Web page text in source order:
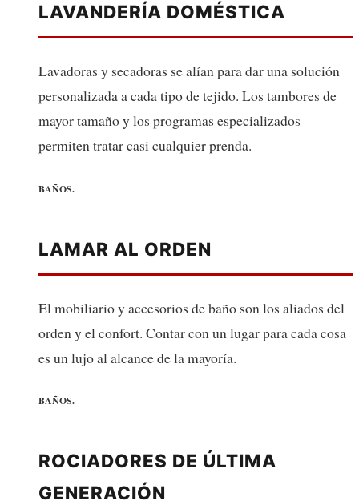
LAVANDERÍA DOMÉSTICA
Lavadoras y secadoras se alían para dar una solución
personalizada a cada tipo de tejido. Los tambores de
mayor tamaño y los programas especializados
permiten tratar casi cualquier prenda.
BAÑOS.
LAMAR AL ORDEN
El mobiliario y accesorios de baño son los aliados del
orden y el confort. Contar con un lugar para cada cosa
es un lujo al alcance de la mayoría.
BAÑOS.
ROCIADORES DE ÚLTIMA
GENERACIÓN